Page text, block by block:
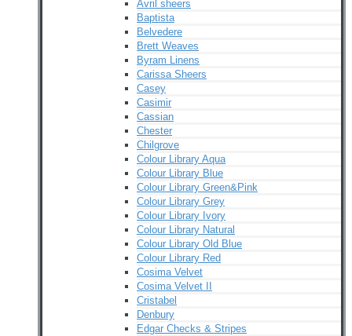
Avril sheers
Baptista
Belvedere
Brett Weaves
Byram Linens
Carissa Sheers
Casey
Casimir
Cassian
Chester
Chilgrove
Colour Library Aqua
Colour Library Blue
Colour Library Green&Pink
Colour Library Grey
Colour Library Ivory
Colour Library Natural
Colour Library Old Blue
Colour Library Red
Cosima Velvet
Cosima Velvet II
Cristabel
Denbury
Edgar Checks & Stripes